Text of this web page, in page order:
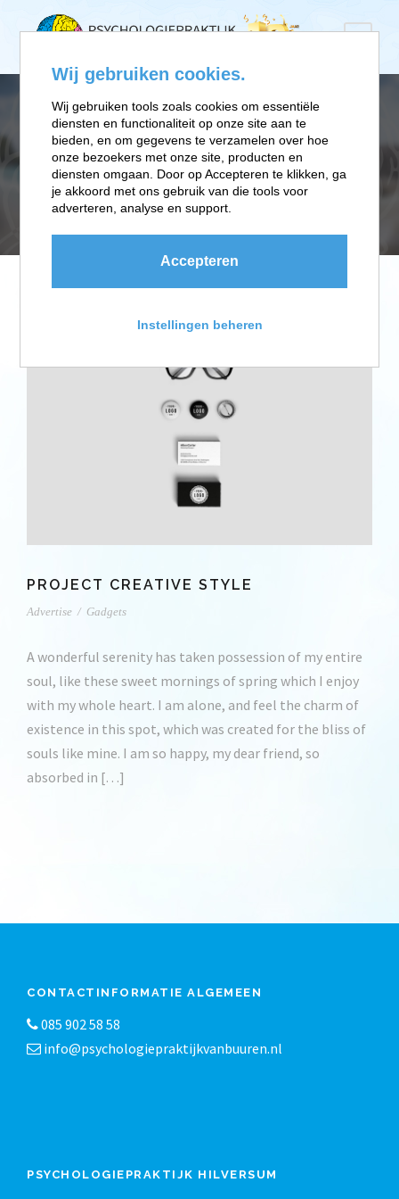
TAG
Gadgets
PROJECT CREATIVE STYLE
Advertise / Gadgets
A wonderful serenity has taken possession of my entire
soul, like these sweet mornings of spring which I enjoy
with my whole heart. I am alone, and feel the charm of
existence in this spot, which was created for the bliss of
souls like mine. I am so happy, my dear friend, so
absorbed in […]
CONTACTINFORMATIE ALGEMEEN
085 902 58 58
info@psychologiepraktijkvanbuuren.nl
PSYCHOLOGIEPRAKTIJK HILVERSUM
Wij gebruiken cookies.
Wij gebruiken tools zoals cookies om essentiële
diensten en functionaliteit op onze site aan te
bieden, en om gegevens te verzamelen over hoe
onze bezoekers met onze site, producten en
diensten omgaan. Door op Accepteren te klikken, ga
je akkoord met ons gebruik van die tools voor
adverteren, analyse en support.
Accepteren
Instellingen beheren